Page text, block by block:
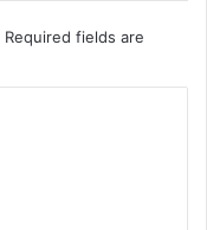
Required fields are